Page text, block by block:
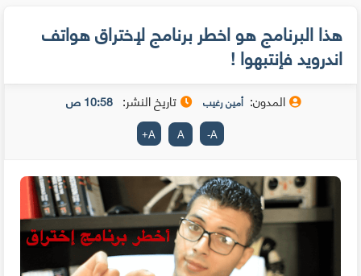
هذا البرنامج هو اخطر برنامج لإختراق هواتف
اندرويد فإنتبهوا !
المدون: أمين رغيب تاريخ النشر: 10:58 ص
A
-
A
A
+